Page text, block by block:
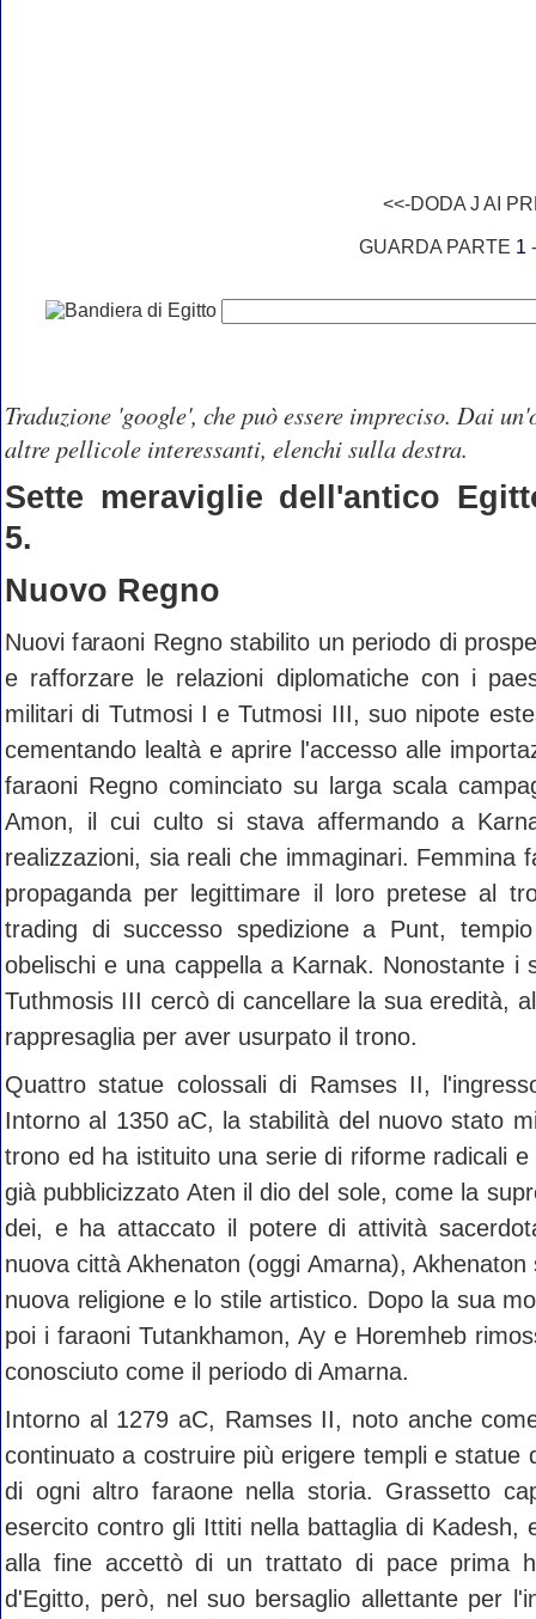
<<-DODA J AI
GUARDA PARTE 1
Traduzione 'google', che può essere impreciso. Dai
altre pellicole interessanti, elenchi sulla destra.
Sette meraviglie dell'antico
5.
Nuovo Regno
Nuovi faraoni Regno stabilito un periodo di
e rafforzare le relazioni diplomatiche con i
militari di Tutmosi I e Tutmosi III, suo nipote
cementando lealtà e aprire l'accesso alle
faraoni Regno cominciato su larga scala
Amon, il cui culto si stava affermando a
realizzazioni, sia reali che immaginari. Femmina
propaganda per legittimare il loro pretese al
trading di successo spedizione a Punt,
obelischi e una cappella a Karnak. Nonostante i
Tuthmosis III cercò di cancellare la sua eredità,
rappresaglia per aver usurpato il trono.
Quattro statue colossali di Ramses II,
Intorno al 1350 aC, la stabilità del nuovo stato
trono ed ha istituito una serie di riforme radicali
già pubblicizzato Aten il dio del sole, come la
dei, e ha attaccato il potere di attività
nuova città Akhenaton (oggi Amarna),
nuova religione e lo stile artistico. Dopo la sua
poi i faraoni Tutankhamon, Ay e Horemheb
conosciuto come il periodo di Amarna.
Intorno al 1279 aC, Ramses II, noto anche
continuato a costruire più erigere templi e statue
di ogni altro faraone nella storia. Grassetto
esercito contro gli Ittiti nella battaglia di
alla fine accettò di un trattato di pace prima
d'Egitto, però, nel suo bersaglio allettante per